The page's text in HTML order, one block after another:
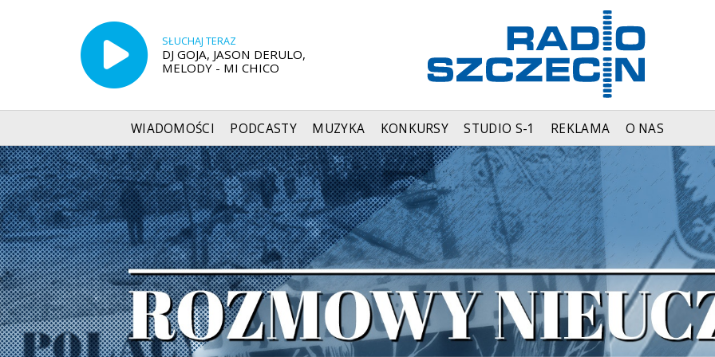
SŁUCHAJ TERAZ
DJ GOJA, JASON DERULO,
MELODY - MI CHICO
WIADOMOŚCI PODCASTY MUZYKA KONKURSY STUDIO S-1 REKLAMA O NAS